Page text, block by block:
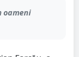
oameni